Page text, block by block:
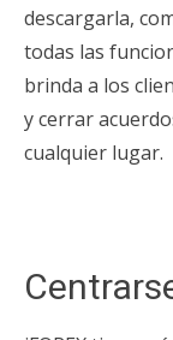
descargarla,
todas las
brinda a los
y cerrar
cualquier lugar.